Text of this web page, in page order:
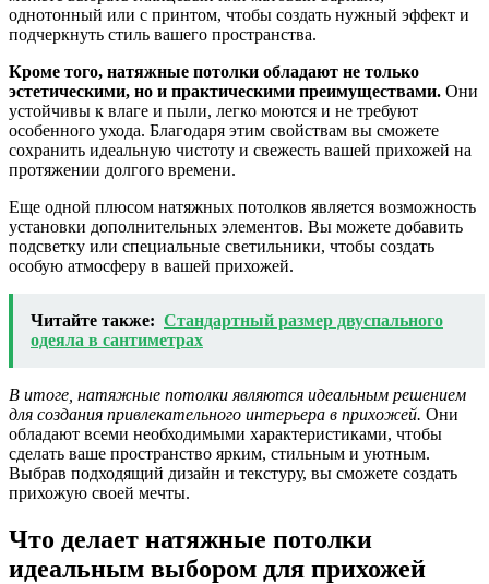
однотонный или с принтом, чтобы создать нужный эффект и
подчеркнуть стиль вашего пространства.
Кроме того, натяжные потолки обладают не только
эстетическими, но и практическими преимуществами. Они
устойчивы к влаге и пыли, легко моются и не требуют
особенного ухода. Благодаря этим свойствам вы сможете
сохранить идеальную чистоту и свежесть вашей прихожей на
протяжении долгого времени.
Еще одной плюсом натяжных потолков является возможность
установки дополнительных элементов. Вы можете добавить
подсветку или специальные светильники, чтобы создать
особую атмосферу в вашей прихожей.
Читайте также: Стандартный размер двуспального
одеяла в сантиметрах
В итоге, натяжные потолки являются идеальным решением
для создания привлекательного интерьера в прихожей. Они
обладают всеми необходимыми характеристиками, чтобы
сделать ваше пространство ярким, стильным и уютным.
Выбрав подходящий дизайн и текстуру, вы сможете создать
прихожую своей мечты.
Что делает натяжные потолки
идеальным выбором для прихожей